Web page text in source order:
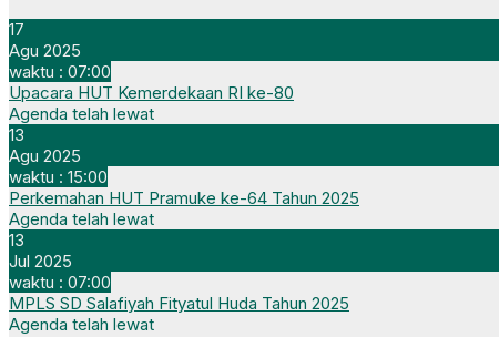
17
Agu 2025
waktu : 07:00
Upacara HUT Kemerdekaan RI ke-80
Agenda telah lewat
13
Agu 2025
waktu : 15:00
Perkemahan HUT Pramuke ke-64 Tahun 2025
Agenda telah lewat
13
Jul 2025
waktu : 07:00
MPLS SD Salafiyah Fityatul Huda Tahun 2025
Agenda telah lewat